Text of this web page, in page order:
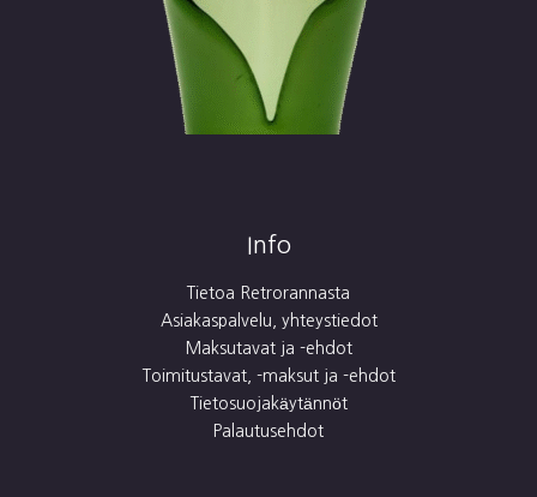
Info
Tietoa Retrorannasta
Asiakaspalvelu, yhteystiedot
Maksutavat ja -ehdot
Toimitustavat, -maksut ja -ehdot
Tietosuojakäytännöt
Palautusehdot